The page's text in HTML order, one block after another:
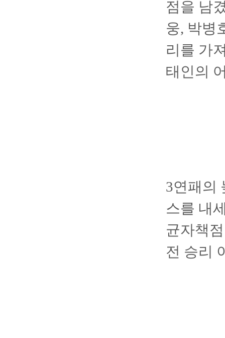
점을 남
웅, 박병
리를 가
태인의
3연패의
스를 내
균자책
전 승리